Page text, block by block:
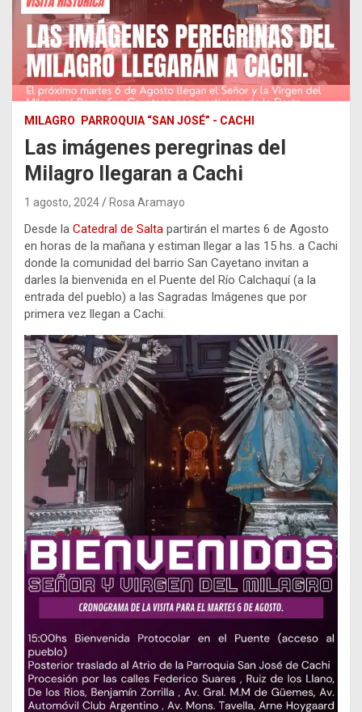
MILAGRO PARROQUIA “SAN JOSÉ” - CACHI
Las imágenes peregrinas del
Milagro llegaran a Cachi
1 agosto, 2024 Rosa Aramayo
Desde la Catedral de Salta partirán el martes 6 de Agosto
en horas de la mañana y estiman llegar a las 15 hs. a Cachi
donde la comunidad del barrio San Cayetano invitan a
darles la bienvenida en el Puente del Río Calchaquí (a la
entrada del pueblo) a las Sagradas Imágenes que por
primera vez llegan a Cachi.